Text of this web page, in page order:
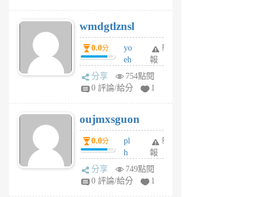
R
P
m
v
A
V
個
月
前
wmdgtlznsl
0.0分
yo
eh
ld
gy
個
月
前
舉
報
分享
754點閱
0 評論/給分
1
oujmxsguon
0.0分
pl
h
wi
w
舉
報
分享
749點閱
0 評論/給分
1